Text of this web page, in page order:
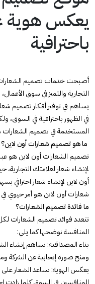
يعكس هوية
باحترافية
أصبحت خدمات تصميم الشعارات
التجارية والتميز في سوق
يساهم في توفير أفكار تصميم
في الظهور باحترافية في
المستخدمة في تصميم
ما هو تصميم شعارات أون لاين؟
تصميم الشعارات أون لاين هو
لإنشاء شعار لعلامتك
أون لاين لإنشاء شعار احترافي
شعارات أون لاين هو أمر حيوي
ما فائدة تصميم الشعارات؟
تتعدد فوائد تصميم الشعارات
المنافسة نوضحها كما يلي:
بناء المصداقية: يساهم إنشاء
ومنح صورة إيجابية عن الشركة
يعكس الهوية: يساعد الشعار